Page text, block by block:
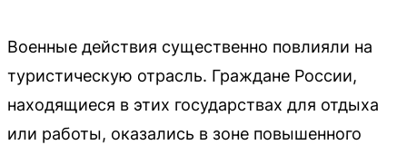
Военные действия существенно повлияли на
туристическую отрасль. Граждане России,
находящиеся в этих государствах для отдыха
или работы, оказались в зоне повышенного